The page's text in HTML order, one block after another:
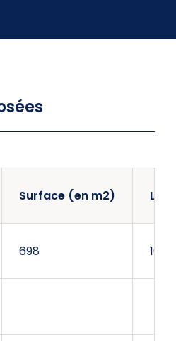
Surface (en m2)
698 101